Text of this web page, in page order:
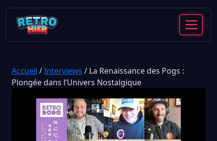
Accueil /Interviews / La Renaissance des Pogs :
Plongée dans l’Univers Nostalgique